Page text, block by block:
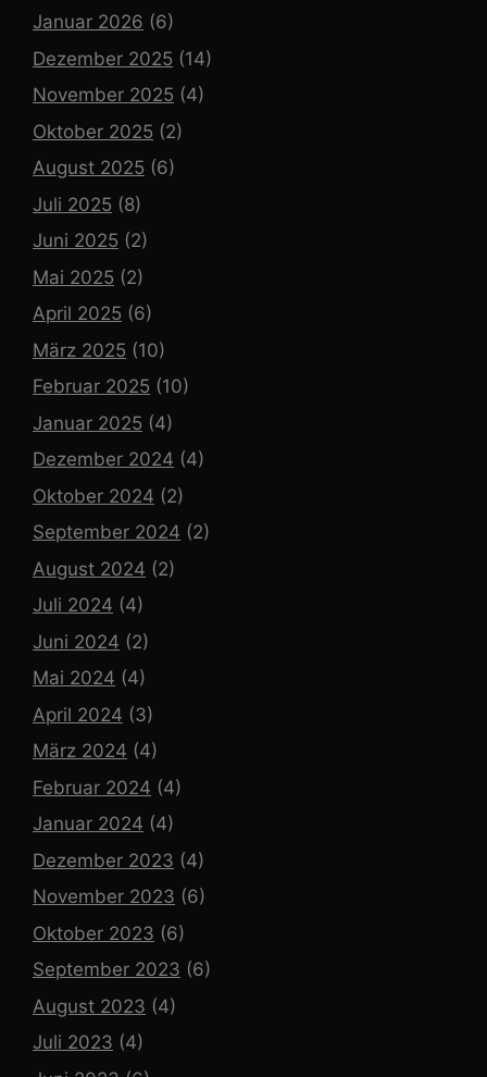
Januar 2026 (6)
Dezember 2025 (14)
November 2025 (4)
Oktober 2025 (2)
August 2025 (6)
Juli 2025 (8)
Juni 2025 (2)
Mai 2025 (2)
April 2025 (6)
März 2025 (10)
Februar 2025 (10)
Januar 2025 (4)
Dezember 2024 (4)
Oktober 2024 (2)
September 2024 (2)
August 2024 (2)
Juli 2024 (4)
Juni 2024 (2)
Mai 2024 (4)
April 2024 (3)
März 2024 (4)
Februar 2024 (4)
Januar 2024 (4)
Dezember 2023 (4)
November 2023 (6)
Oktober 2023 (6)
September 2023 (6)
August 2023 (4)
Juli 2023 (4)